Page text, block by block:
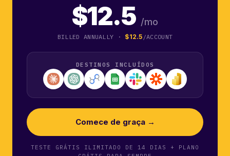
$12.5 /mo
BILLED ANNUALLY · $12.5 /ACCOUNT
DESTINOS INCLUÍDOS
Comece de graça →
TESTE GRÁTIS ILIMITADO DE 14 DIAS + PLANO